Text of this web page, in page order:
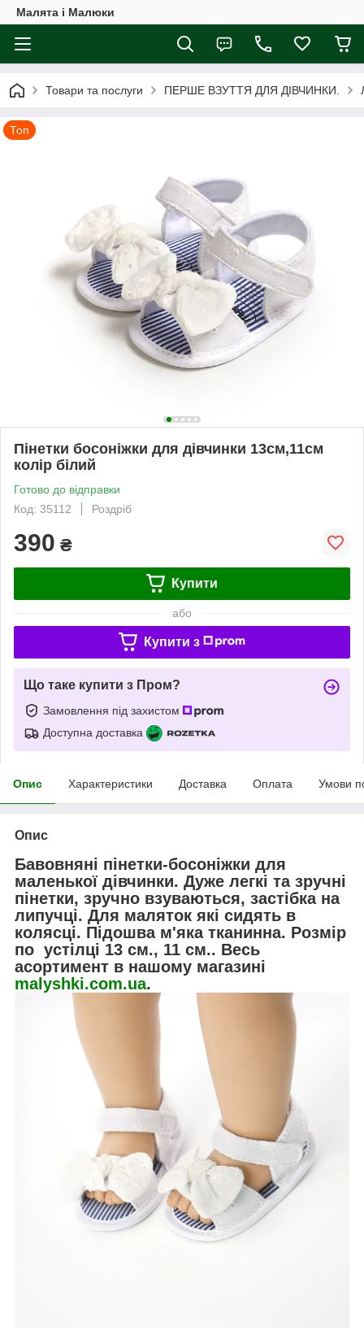
Малята і Малюки
Товари та послуги ПЕРШЕ ВЗУТТЯ ДЛЯ ДІВЧИНКИ.
Топ
Пінетки босоніжки для дівчинки 13см,11см
колір білий
Готово до відправки
Код: 35112
Роздріб
390 ₴
Купити
або
Купити з
Що таке купити з Пром?
Замовлення під захистом
Доступна доставка
Опис Характеристики Доставка Оплата Умови
Опис
Бавовняні пінетки-босоніжки для
маленької дівчинки. Дуже легкі та зручні
пінетки, зручно взуваються, застібка на
липучці. Для маляток які сидять в
колясці. Підошва м'яка тканинна. Розмір
по устілці 13 см., 11 см.. Весь
асортимент в нашому магазині
malyshki.com.ua.